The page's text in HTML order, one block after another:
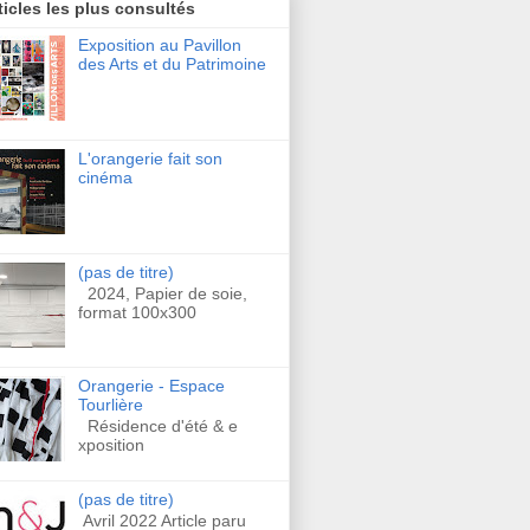
les plus consultés
Exposition au Pavillon
des Arts et du Patrimoine
L'orangerie fait son
cinéma
(pas de titre)
2024, Papier de soie,
format 100x300
Orangerie - Espace
Tourlière
Résidence d'été & e
xposition
(pas de titre)
Avril 2022 Article paru